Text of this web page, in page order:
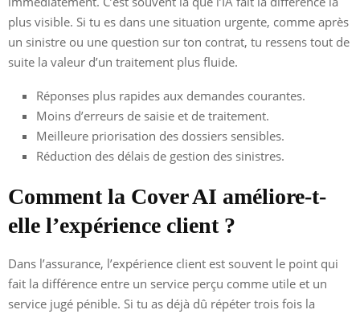
plus visible. Si tu es dans une situation urgente, comme après
un sinistre ou une question sur ton contrat, tu ressens tout de
suite la valeur d’un traitement plus fluide.
Réponses plus rapides aux demandes courantes.
Moins d’erreurs de saisie et de traitement.
Meilleure priorisation des dossiers sensibles.
Réduction des délais de gestion des sinistres.
Comment la Cover AI améliore-t-
elle l’expérience client ?
Dans l’assurance, l’expérience client est souvent le point qui
fait la différence entre un service perçu comme utile et un
service jugé pénible. Si tu as déjà dû répéter trois fois la